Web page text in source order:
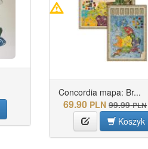
Concordia mapa: Br...
69.90 PLN 99.99 PLN
Koszyk